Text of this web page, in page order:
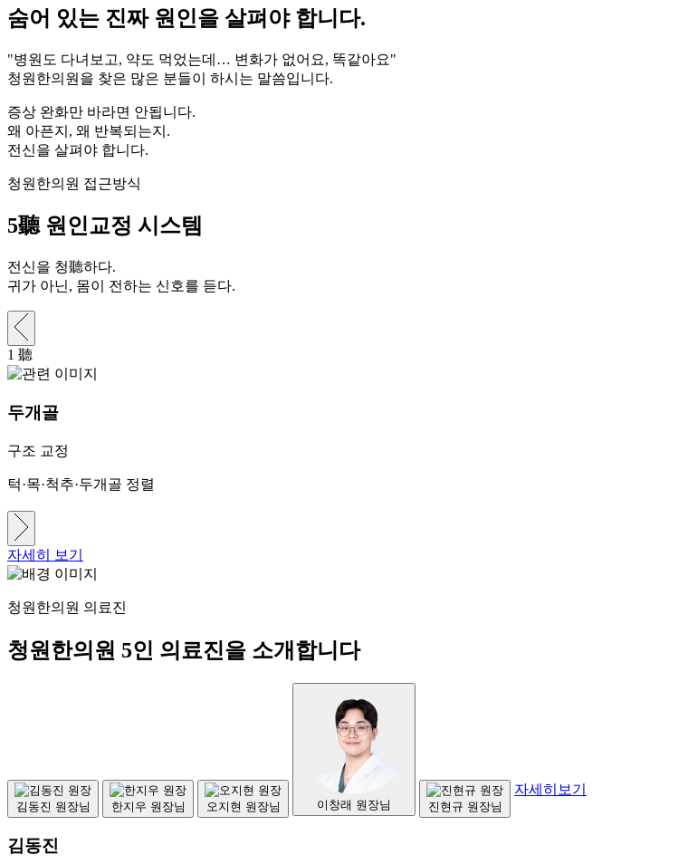
숨어 있는 진짜 원인을 살펴야 합니다.
"병원도 다녀보고, 약도 먹었는데… 변화가 없어요, 똑같아요"
청원한의원을 찾은 많은 분들이 하시는 말씀입니다.
증상 완화만 바라면 안됩니다.
왜 아픈지, 왜 반복되는지.
전신을 살펴야 합니다.
청원한의원 접근방식
5聽 원인교정 시스템
전신을 청聽하다.
귀가 아닌, 몸이 전하는 신호를 듣다.
1 聽
두개골
구조 교정
턱·목·척추·두개골 정렬
자세히 보기
청원한의원 의료진
청원한의원 5인 의료진을 소개합니다
김동진 원장님 한지우 원장님 오지현 원장님 이창래 원장님 진현규 원장님
자세히보기
김동진